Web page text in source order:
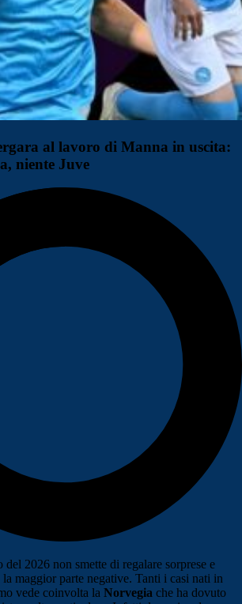
al lavoro di Manna in uscita:
niente Juve
del 2026 non smette di regalare sorprese e
la maggior parte negative. Tanti i casi nati in
vede coinvolta la Norvegia che ha dovuto